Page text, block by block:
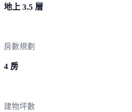
地上 3.5 層
房數規劃
4 房
建物坪數